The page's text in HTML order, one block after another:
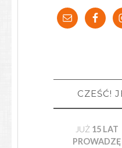
CZEŚĆ!
JUŻ 15 LAT
PROWADZĘ